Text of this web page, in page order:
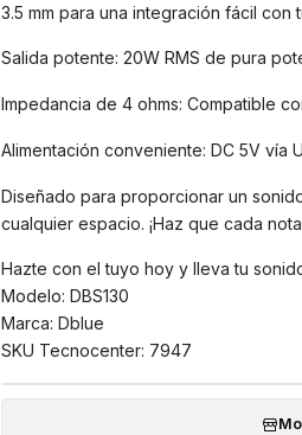
3.5 mm para una integración fácil con
Salida potente: 20W RMS de pura
Impedancia de 4 ohms: Compatible
Alimentación conveniente: DC 5V vía
Diseñado para proporcionar un
cualquier espacio. ¡Haz que cada
Hazte con el tuyo hoy y lleva tu
Modelo: DBS130
Marca: Dblue
SKU Tecnocenter: 7947